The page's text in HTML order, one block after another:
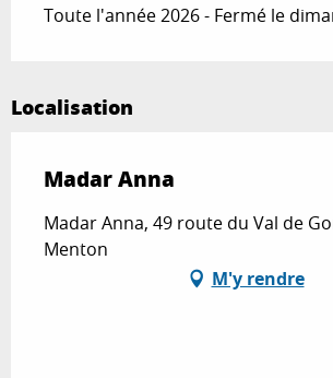
Toute l'année 2026 - Fermé le
Localisation
Madar Anna
Madar Anna, 49 route du Val de
Menton
M'y rendre